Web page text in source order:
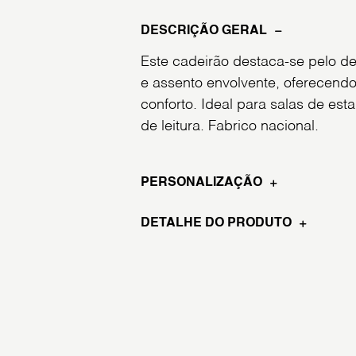
DESCRIÇÃO GERAL
Este cadeirão destaca-se pelo
e assento envolvente,
conforto. Ideal para salas de
de leitura. Fabrico nacional.
PERSONALIZAÇÃO
DETALHE DO PRODUTO